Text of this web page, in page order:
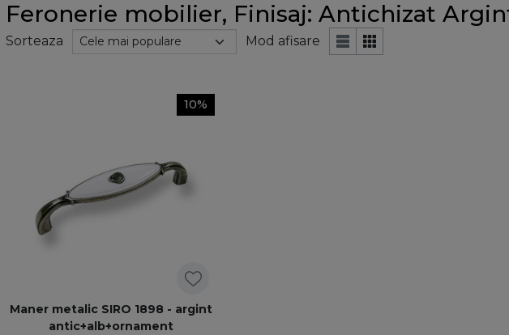
Feronerie mobilier, Finisaj: Antichizat
Sorteaza Mod afisare
10%
Maner metalic SIRO 1898 - argint
antic+alb+ornament